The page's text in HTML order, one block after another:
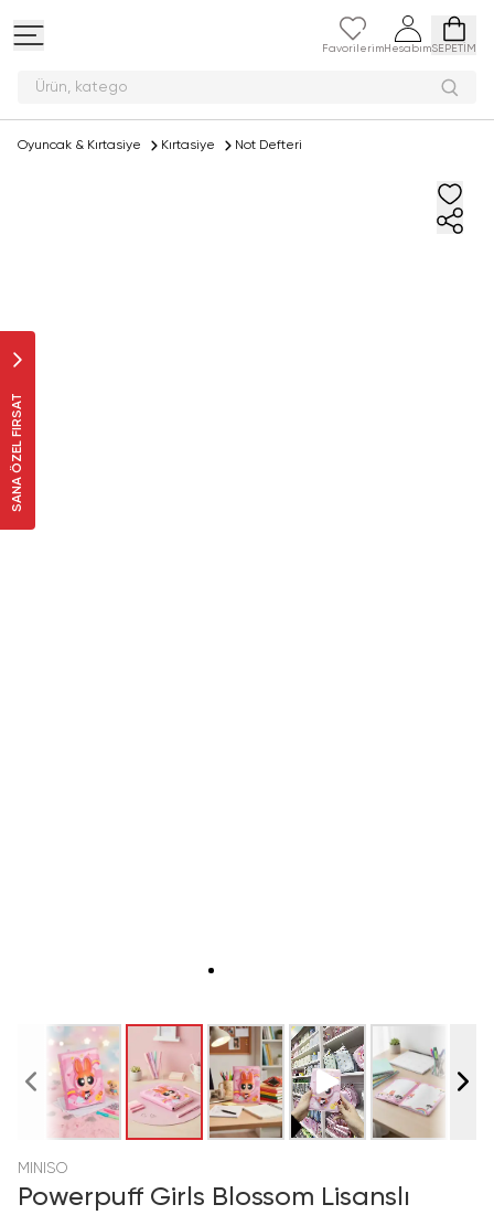
Favorilerim HesabımSEPETİM
Ürün,
SANA ÖZEL FIRSAT
Oyuncak & Kırtasiye Kırtasiye Not Defteri
MINISO
Powerpuff Girls Blossom Lisanslı